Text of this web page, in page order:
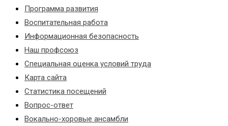
Программа развития
Воспитательная работа
Информационная безопасность
Наш профсоюз
Специальная оценка условий труда
Карта сайта
Статистика посещений
Вопрос-ответ
Вокально-хоровые ансамбли